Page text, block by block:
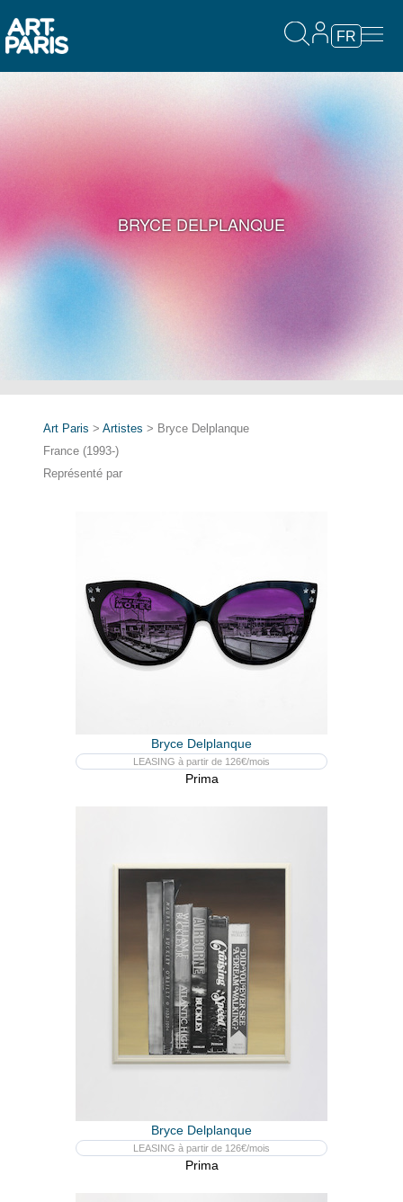
FR
BRYCE DELPLANQUE
Art Paris > Artistes > Bryce Delplanque
France (1993-)
Représenté par
Bryce Delplanque
LEASING à partir de 126€/mois
Prima
Bryce Delplanque
LEASING à partir de 126€/mois
Prima